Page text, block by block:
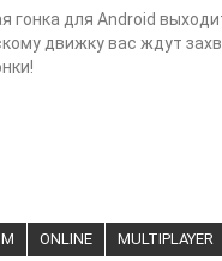
гонка для Android
движку вас ждут
ONLINE MULTIPLAYER